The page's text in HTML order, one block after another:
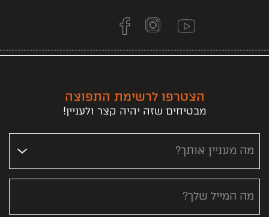
הצטרפו לרשימת התפוצה
מבטיחים שזה יהיה קצר ולעניין!
מה מעניין אותך?
מה המייל שלך?